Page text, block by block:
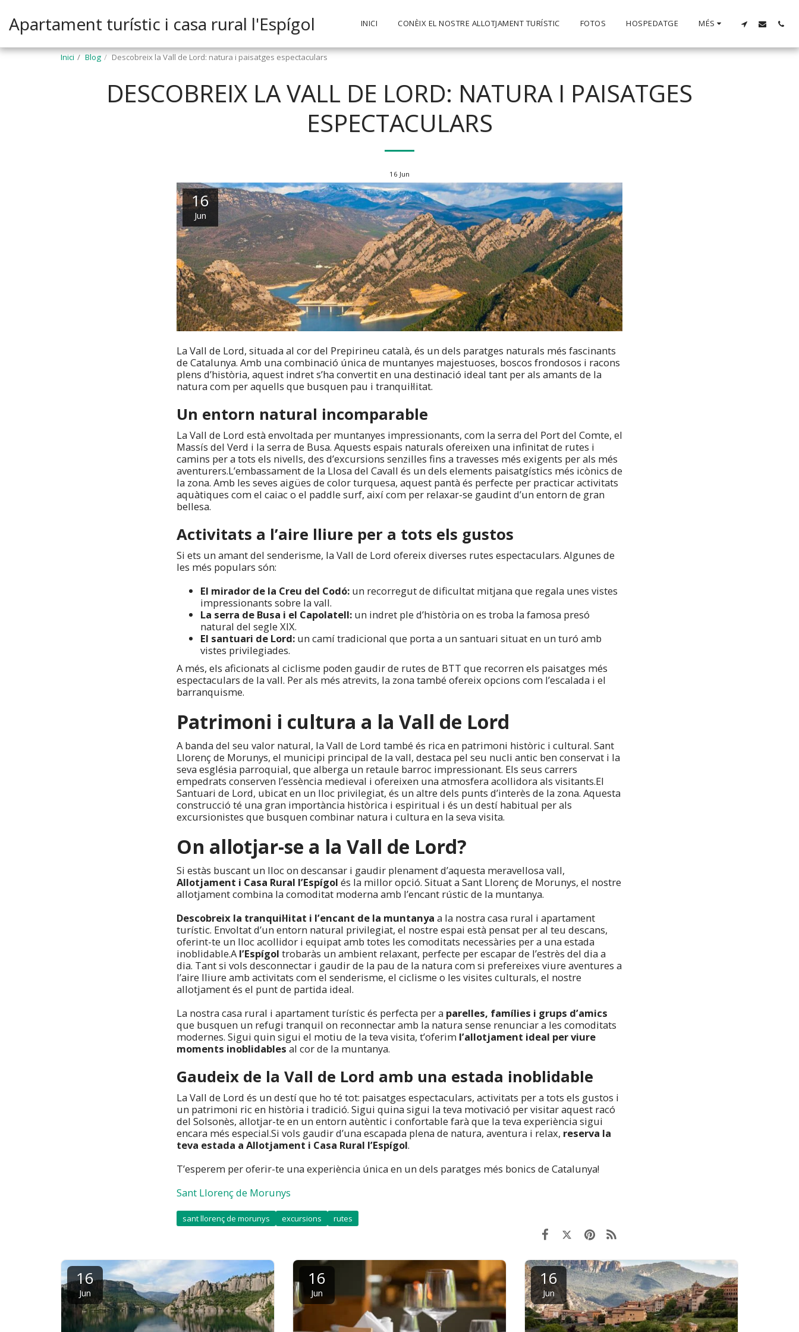
Apartament turístic i casa rural l'Espígol INICI CONÈIX EL NOSTRE ALLOTJAMENT TURÍSTIC FOTOS HOSPEDATGE MÉS
Inici Blog Descobreix la Vall de Lord: natura i paisatges espectaculars
DESCOBREIX LA VALL DE LORD: NATURA I PAISATGES
ESPECTACULARS
16 Jun
16
Jun
La Vall de Lord, situada al cor del Prepirineu català, és un dels paratges naturals més fascinants
de Catalunya. Amb una combinació única de muntanyes majestuoses, boscos frondosos i racons
plens d’història, aquest indret s’ha convertit en una destinació ideal tant per als amants de la
natura com per aquells que busquen pau i tranquil·litat.
Un entorn natural incomparable
La Vall de Lord està envoltada per muntanyes impressionants, com la serra del Port del Comte, el
Massís del Verd i la serra de Busa. Aquests espais naturals ofereixen una infinitat de rutes i
camins per a tots els nivells, des d’excursions senzilles fins a travesses més exigents per als més
aventurers.L’embassament de la Llosa del Cavall és un dels elements paisatgístics més icònics de
la zona. Amb les seves aigües de color turquesa, aquest pantà és perfecte per practicar activitats
aquàtiques com el caiac o el paddle surf, així com per relaxar-se gaudint d’un entorn de gran
bellesa.
Activitats a l’aire lliure per a tots els gustos
Si ets un amant del senderisme, la Vall de Lord ofereix diverses rutes espectaculars. Algunes de
les més populars són:
El mirador de la Creu del Codó: un recorregut de dificultat mitjana que regala unes vistes
impressionants sobre la vall.
La serra de Busa i el Capolatell: un indret ple d’història on es troba la famosa presó
natural del segle XIX.
El santuari de Lord: un camí tradicional que porta a un santuari situat en un turó amb
vistes privilegiades.
A més, els aficionats al ciclisme poden gaudir de rutes de BTT que recorren els paisatges més
espectaculars de la vall. Per als més atrevits, la zona també ofereix opcions com l’escalada i el
barranquisme.
Patrimoni i cultura a la Vall de Lord
A banda del seu valor natural, la Vall de Lord també és rica en patrimoni històric i cultural. Sant
Llorenç de Morunys, el municipi principal de la vall, destaca pel seu nucli antic ben conservat i la
seva església parroquial, que alberga un retaule barroc impressionant. Els seus carrers
empedrats conserven l’essència medieval i ofereixen una atmosfera acollidora als visitants.El
Santuari de Lord, ubicat en un lloc privilegiat, és un altre dels punts d’interès de la zona. Aquesta
construcció té una gran importància històrica i espiritual i és un destí habitual per als
excursionistes que busquen combinar natura i cultura en la seva visita.
On allotjar-se a la Vall de Lord?
Si estàs buscant un lloc on descansar i gaudir plenament d’aquesta meravellosa vall,
Allotjament i Casa Rural l’Espígol és la millor opció. Situat a Sant Llorenç de Morunys, el nostre
allotjament combina la comoditat moderna amb l’encant rústic de la muntanya.
Descobreix la tranquil·litat i l’encant de la muntanya a la nostra casa rural i apartament
turístic. Envoltat d’un entorn natural privilegiat, el nostre espai està pensat per al teu descans,
oferint-te un lloc acollidor i equipat amb totes les comoditats necessàries per a una estada
inoblidable.Al’Espígol trobaràs un ambient relaxant, perfecte per escapar de l’estrès del dia a
dia. Tant si vols desconnectar i gaudir de la pau de la natura com si prefereixes viure aventures a
l’aire lliure amb activitats com el senderisme, el ciclisme o les visites culturals, el nostre
allotjament és el punt de partida ideal.
La nostra casa rural i apartament turístic és perfecta per a parelles, famílies i grups d’amics
que busquen un refugi tranquil on reconnectar amb la natura sense renunciar a les comoditats
modernes. Sigui quin sigui el motiu de la teva visita, t’oferim l’allotjament ideal per viure
moments inoblidables al cor de la muntanya.
Gaudeix de la Vall de Lord amb una estada inoblidable
La Vall de Lord és un destí que ho té tot: paisatges espectaculars, activitats per a tots els gustos i
un patrimoni ric en història i tradició. Sigui quina sigui la teva motivació per visitar aquest racó
del Solsonès, allotjar-te en un entorn autèntic i confortable farà que la teva experiència sigui
encara més especial.Si vols gaudir d’una escapada plena de natura, aventura i relax, reserva la
teva estada a Allotjament i Casa Rural l’Espígol.
T’esperem per oferir-te una experiència única en un dels paratges més bonics de Catalunya!
Sant Llorenç de Morunys
sant llorenç de morunys excursions rutes
16
Jun
16
Jun
16
Jun